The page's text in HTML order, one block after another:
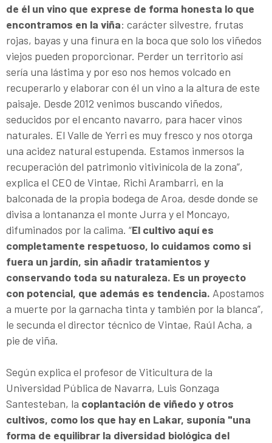
de él un vino que exprese de forma honesta lo que
encontramos en la viña: carácter silvestre, frutas
rojas, bayas y una finura en la boca que solo los viñedos
viejos pueden proporcionar. Perder un territorio así
sería una lástima y por eso nos hemos volcado en
recuperarlo y elaborar con él un vino a la altura de este
paisaje. Desde 2012 venimos buscando viñedos,
seducidos por el encanto navarro, para hacer vinos
naturales. El Valle de Yerri es muy fresco y nos otorga
una acidez natural estupenda. Estamos inmersos la
recuperación del patrimonio vitivinícola de la zona”,
explica el CEO de Vintae, Richi Arambarri, en la
balconada de la propia bodega de Aroa, desde donde se
divisa a lontananza el monte Jurra y el Moncayo,
difuminados por la calima. “El cultivo aquí es
completamente respetuoso, lo cuidamos como si
fuera un jardín, sin añadir tratamientos y
conservando toda su naturaleza. Es un proyecto
con potencial, que además es tendencia. Apostamos
a muerte por la garnacha tinta y también por la blanca”,
le secunda el director técnico de Vintae, Raúl Acha, a
pie de viña.
Según explica el profesor de Viticultura de la
Universidad Pública de Navarra, Luis Gonzaga
Santesteban, la coplantación de viñedo y otros
cultivos, como los que hay en Lakar, suponía "una
forma de equilibrar la diversidad biológica del